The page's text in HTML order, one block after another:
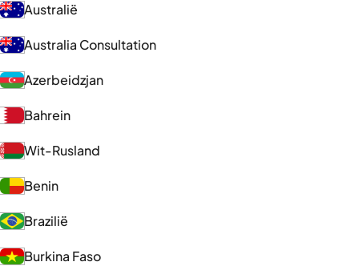
Australië
Australia Consultation
Azerbeidzjan
Bahrein
Wit-Rusland
Benin
Brazilië
Burkina Faso